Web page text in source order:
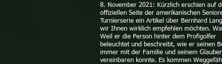
8. November 2021: Kürzlich erschien auf
offiziellen Seite der amerikanischen
Turnierserie ein Artikel über Bernhard
wir Ihnen wirklich empfehlen möchten.
Weil er die Person hinter dem Profigolfer
beleuchtet und beschreibt, wie er seinen
immer mit der Familie und seinem
vereinbaren konnte. Es kommen